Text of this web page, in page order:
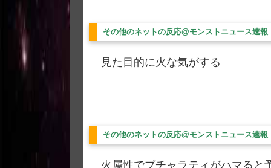
その他のネットの反応@モンストニュース速報
見た目的に火な気がする
その他のネットの反応@モンストニュース速報
火属性でブチャラティがハマると